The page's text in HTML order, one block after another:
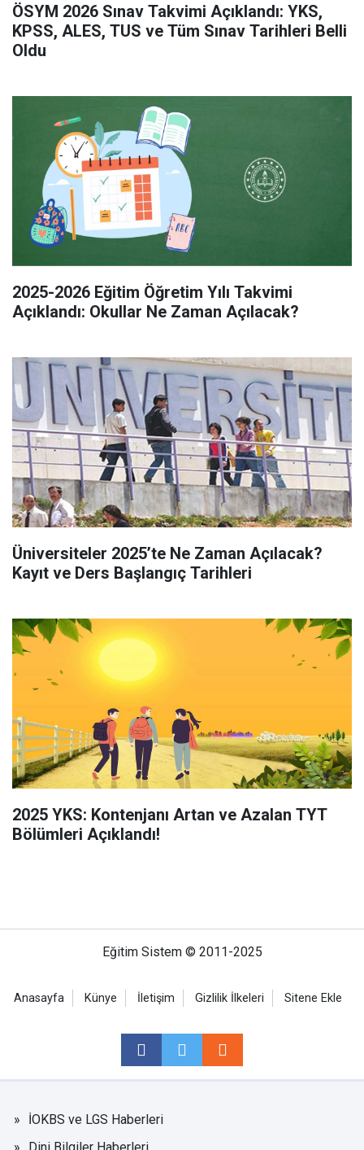
ÖSYM 2026 Sınav Takvimi Açıklandı: YKS,
KPSS, ALES, TUS ve Tüm Sınav Tarihleri Belli
Oldu
2025-2026 Eğitim Öğretim Yılı Takvimi
Açıklandı: Okullar Ne Zaman Açılacak?
Üniversiteler 2025’te Ne Zaman Açılacak?
Kayıt ve Ders Başlangıç Tarihleri
2025 YKS: Kontenjanı Artan ve Azalan TYT
Bölümleri Açıklandı!
Eğitim Sistem © 2011-2025
Anasayfa Künye İletişim Gizlilik İlkeleri Sitene Ekle
İOKBS ve LGS Haberleri